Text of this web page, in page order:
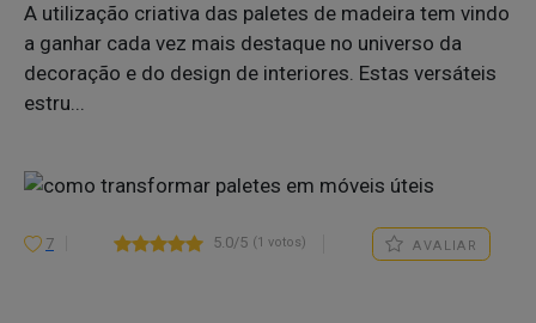
A utilização criativa das paletes de madeira tem vindo
a ganhar cada vez mais destaque no universo da
decoração e do design de interiores. Estas versáteis
estru...
7 5.0/5 (1 votos) AVALIAR